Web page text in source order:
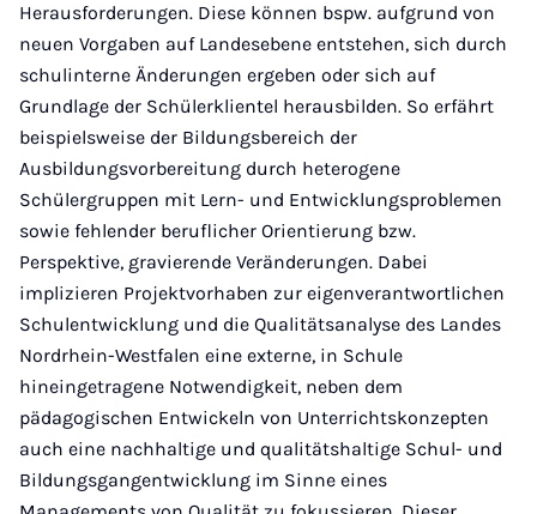
Herausforderungen. Diese können bspw. aufgrund von
neuen Vorgaben auf Landesebene entstehen, sich durch
schulinterne Änderungen ergeben oder sich auf
Grundlage der Schülerklientel herausbilden. So erfährt
beispielsweise der Bildungsbereich der
Ausbildungsvorbereitung durch heterogene
Schülergruppen mit Lern- und Entwicklungsproblemen
sowie fehlender beruflicher Orientierung bzw.
Perspektive, gravierende Veränderungen. Dabei
implizieren Projektvorhaben zur eigenverantwortlichen
Schulentwicklung und die Qualitätsanalyse des Landes
Nordrhein-Westfalen eine externe, in Schule
hineingetragene Notwendigkeit, neben dem
pädagogischen Entwickeln von Unterrichtskonzepten
auch eine nachhaltige und qualitätshaltige Schul- und
Bildungsgangentwicklung im Sinne eines